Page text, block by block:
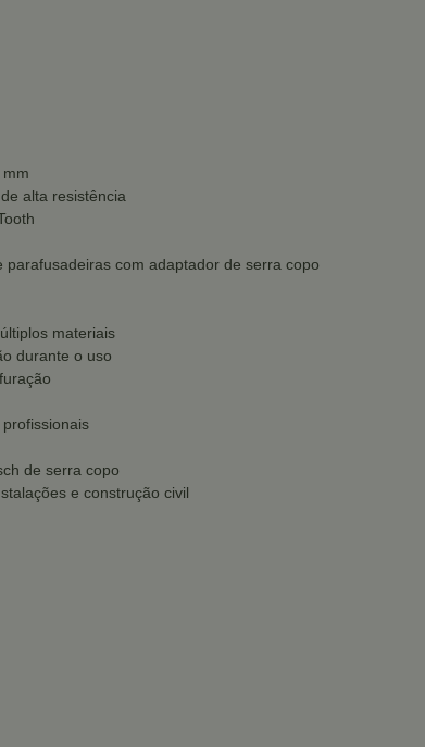
alta resistência
parafusadeiras com adaptador de serra copo
materiais
durante o uso
de serra copo
e construção civil